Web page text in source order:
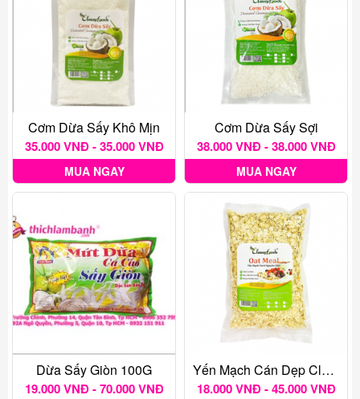
Cơm Dừa Sấy Khô Mịn
35.000 VNĐ - 35.000 VNĐ
MUA NGAY
Cơm Dừa Sấy Sợi
38.000 VNĐ - 38.000 VNĐ
MUA NGAY
Dừa Sấy Giòn 100G
19.000 VNĐ - 70.000 VNĐ
Yến Mạch Cán Dẹp Classy Foods
18.000 VNĐ - 45.000 VNĐ